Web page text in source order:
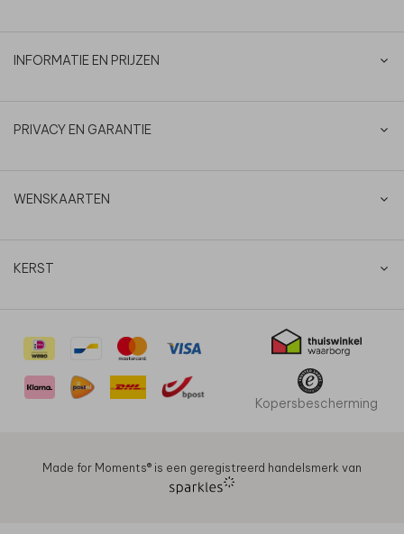
INFORMATIE EN PRIJZEN
PRIVACY EN GARANTIE
WENSKAARTEN
KERST
Kopersbescherming
Made for Moments®️ is een geregistreerd handelsmerk van